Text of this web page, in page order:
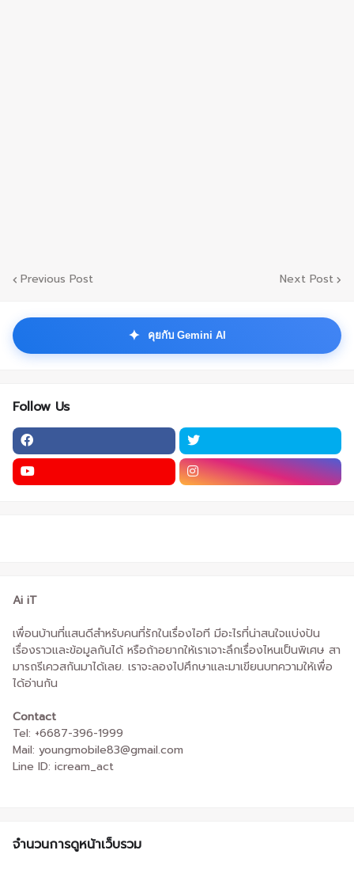
Previous Post Next Post
✦ คุยกับ Gemini AI
Follow Us
Ai iT
เพื่อนบ้านที่แสนดีสำหรับคนที่รักในเรื่องไอที มีอะไรที่น่าสนใจแบ่งปัน
เรื่องราวและข้อมูลกันได้ หรือถ้าอยากให้เราเจาะลึกเรื่องไหนเป็นพิเศษ สา
มารถรีเควสกันมาได้เลย. เราจะลองไปศึกษาและมาเขียนบทความให้เพื่อ
ได้อ่านกัน
Contact
Tel: +6687-396-1999
Mail: youngmobile83@gmail.com
Line ID: icream_act
จำนวนการดูหน้าเว็บรวม